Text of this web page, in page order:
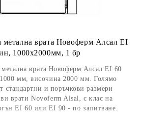
метална врата Новоферм Алсал EI
1000x2000мм, 1 бр
врата Новоферм Алсал EI 60
мм, височина 2000 мм. Голямо
стандартни и поръчкови размери
врати Novoferm Alsal, с клас на
EI 60 или EI 90 - по запитване.